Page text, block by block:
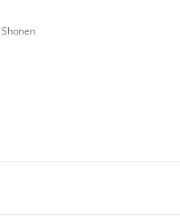
Shonen